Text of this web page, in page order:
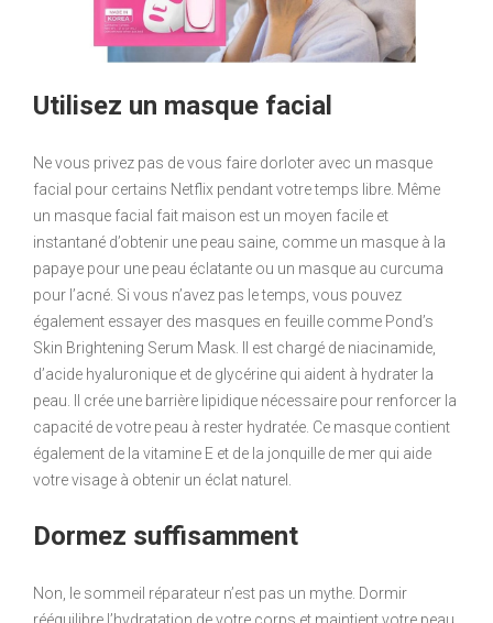
Utilisez un masque facial
Ne vous privez pas de vous faire dorloter avec un masque
facial pour certains Netflix pendant votre temps libre. Même
un masque facial fait maison est un moyen facile et
instantané d’obtenir une peau saine, comme un masque à la
papaye pour une peau éclatante ou un masque au curcuma
pour l’acné. Si vous n’avez pas le temps, vous pouvez
également essayer des masques en feuille comme Pond’s
Skin Brightening Serum Mask. Il est chargé de niacinamide,
d’acide hyaluronique et de glycérine qui aident à hydrater la
peau. Il crée une barrière lipidique nécessaire pour renforcer la
capacité de votre peau à rester hydratée. Ce masque contient
également de la vitamine E et de la jonquille de mer qui aide
votre visage à obtenir un éclat naturel.
Dormez suffisamment
Non, le sommeil réparateur n’est pas un mythe. Dormir